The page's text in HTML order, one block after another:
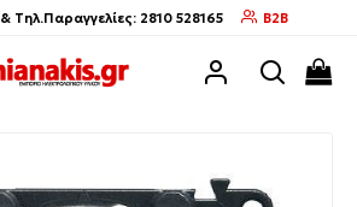
Τηλ.Παραγγελίες: 2810 528165 B2B